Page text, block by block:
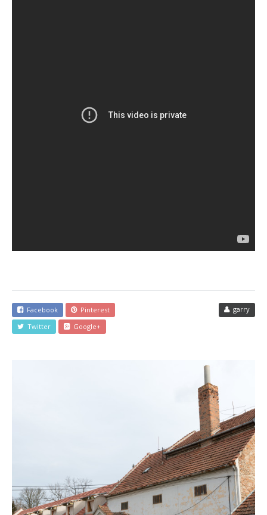
Facebook
Pinterest
Twitter
Google+
garry